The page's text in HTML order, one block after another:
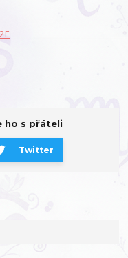
ho s přáteli
Twitter